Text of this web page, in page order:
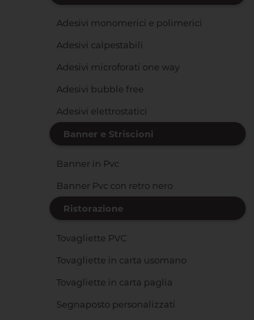
Adesivi monomerici e polimerici
Adesivi calpestabili
Adesivi microforati one way
Adesivi bubble free
Adesivi elettrostatici
Banner e Striscioni
Banner in Pvc
Banner Pvc con retro nero
Ristorazione
Tovagliette PVC
Tovagliette in carta usomano
Tovagliette in carta paglia
Segnaposto personalizzati